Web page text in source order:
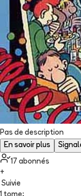
Pas de description
En savoir plus
17 abonnés
+
Suivie